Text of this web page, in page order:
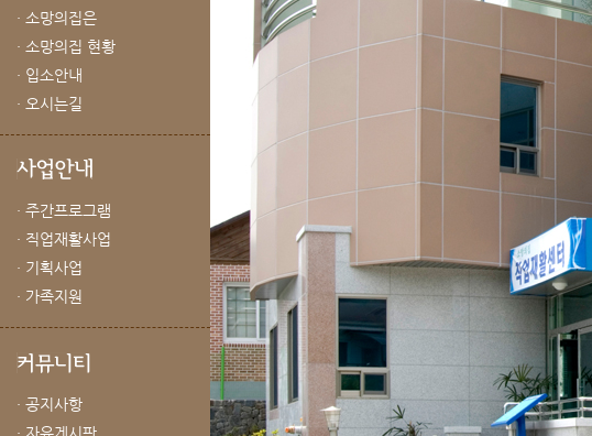
· 소망의집은
· 소망의집 현황
· 입소안내
· 오시는길
· 주간프로그램
· 직업재활사업
· 기획사업
· 가족지원
· 공지사항
· 자유게시판